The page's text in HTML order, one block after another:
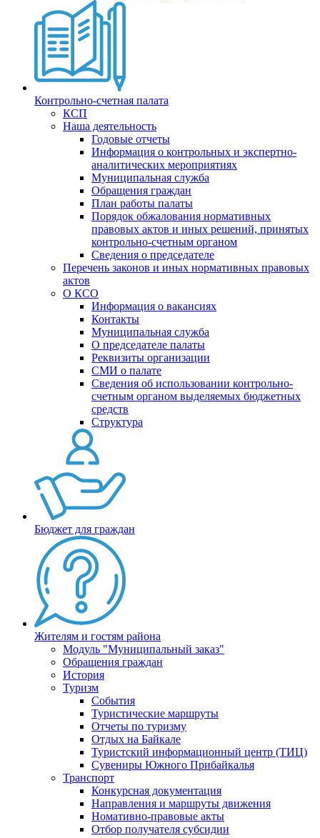
Контрольно-счетная палата
КСП
Наша деятельность
Годовые отчеты
Информация о контрольных и экспертно-
аналитических мероприятиях
Муниципальная служба
Обращения граждан
План работы палаты
Порядок обжалования нормативных
правовых актов и иных решений, принятых
контрольно-счетным органом
Сведения о председателе
Перечень законов и иных нормативных правовых
актов
О КСО
Информация о вакансиях
Контакты
Муниципальная служба
О председателе палаты
Реквизиты организации
СМИ о палате
Сведения об использовании контрольно-
счетным органом выделяемых бюджетных
средств
Структура
Бюджет для граждан
Жителям и гостям района
Модуль "Муниципальный заказ"
Обращения граждан
История
Туризм
События
Туристические маршруты
Отчеты по туризму
Отдых на Байкале
Туристский информационный центр (ТИЦ)
Сувениры Южного Прибайкалья
Транспорт
Конкурсная документация
Направления и маршруты движения
Номативно-правовые акты
Отбор получателя субсидии